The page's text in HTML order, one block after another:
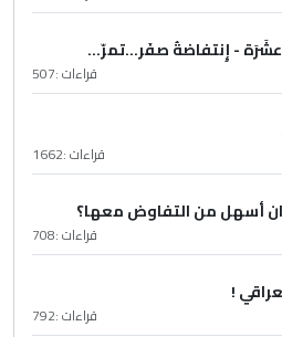
عشَرَة - إِنتفاضةُ صفَر…تمرّ...
قراءات :507
قراءات :1662
أسهل من التفاوض معها؟
قراءات :708
!
قراءات :792